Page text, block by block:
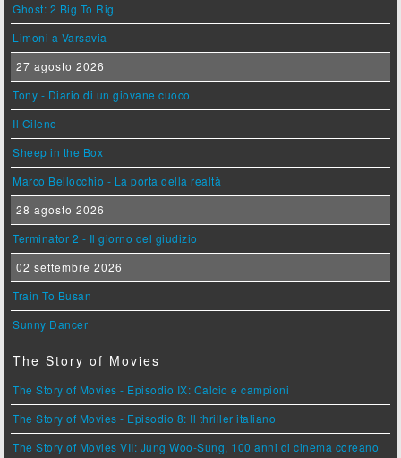
Ghost: 2 Big To Rig
Limoni a Varsavia
27 agosto 2026
Tony - Diario di un giovane cuoco
Il Cileno
Sheep in the Box
Marco Bellocchio - La porta della realtà
28 agosto 2026
Terminator 2 - Il giorno del giudizio
02 settembre 2026
Train To Busan
Sunny Dancer
The Story of Movies
The Story of Movies - Episodio IX: Calcio e campioni
The Story of Movies - Episodio 8: Il thriller italiano
The Story of Movies VII: Jung Woo-Sung, 100 anni di cinema coreano